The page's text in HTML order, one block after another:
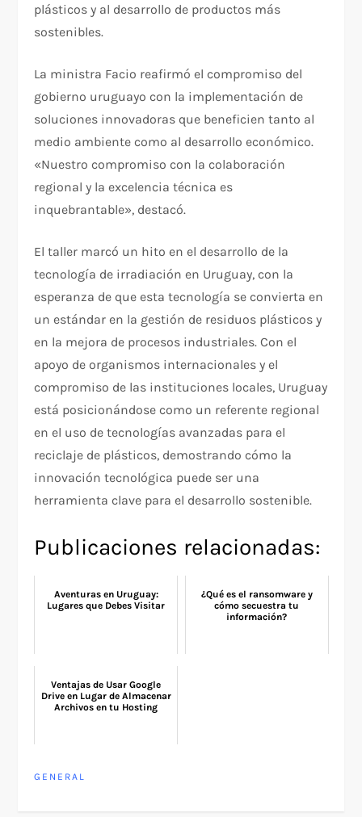
plásticos y al desarrollo de productos más
sostenibles.
La ministra Facio reafirmó el compromiso del
gobierno uruguayo con la implementación de
soluciones innovadoras que beneficien tanto al
medio ambiente como al desarrollo económico.
«Nuestro compromiso con la colaboración
regional y la excelencia técnica es
inquebrantable», destacó.
El taller marcó un hito en el desarrollo de la
tecnología de irradiación en Uruguay, con la
esperanza de que esta tecnología se convierta en
un estándar en la gestión de residuos plásticos y
en la mejora de procesos industriales. Con el
apoyo de organismos internacionales y el
compromiso de las instituciones locales, Uruguay
está posicionándose como un referente regional
en el uso de tecnologías avanzadas para el
reciclaje de plásticos, demostrando cómo la
innovación tecnológica puede ser una
herramienta clave para el desarrollo sostenible.
Publicaciones relacionadas:
Aventuras en Uruguay:
Lugares que Debes Visitar
¿Qué es el ransomware y
cómo secuestra tu
información?
Ventajas de Usar Google
Drive en Lugar de Almacenar
Archivos en tu Hosting
GENERAL